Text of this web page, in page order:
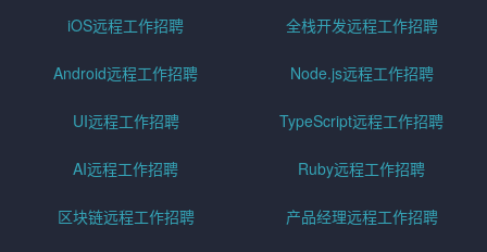
iOS远程工作招聘 全栈开发远程工作招聘
Android远程工作招聘 Node.js远程工作招聘
UI远程工作招聘 TypeScript远程工作招聘
AI远程工作招聘 Ruby远程工作招聘
区块链远程工作招聘 产品经理远程工作招聘